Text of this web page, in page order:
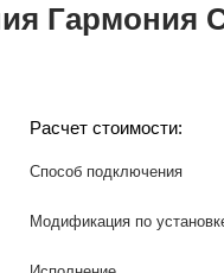
Гармония
Расчет стоимости:
Способ подключения
Модификация по